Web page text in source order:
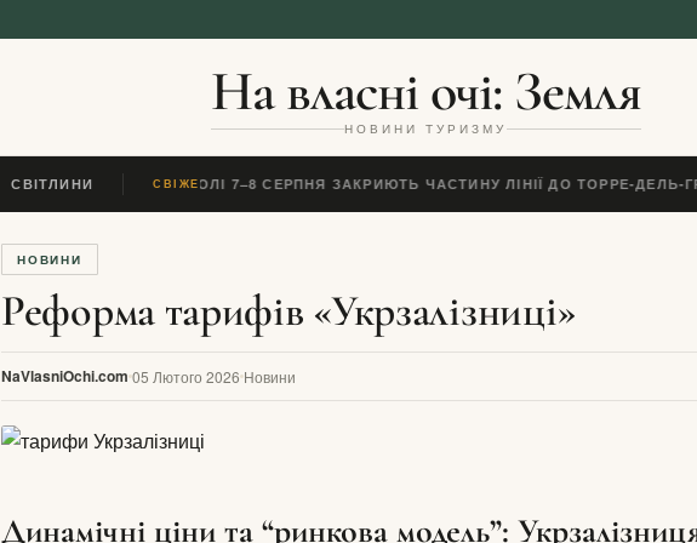
На власні очі: Земля
НОВИНИ ТУРИЗМУ
СВІТЛИНИ СВІЖЕ
У НЕАПОЛІ 7–8 СЕРПНЯ ЗАКРИЮТЬ ЧАСТИНУ ЛІНІЇ ДО ТОРРЕ-
НОВИНИ
Реформа тарифів «Укрзалізниці»
NaVlasniOchi.com 05 Лютого 2026 Новини
Динамічні ціни та “ринкова модель”: